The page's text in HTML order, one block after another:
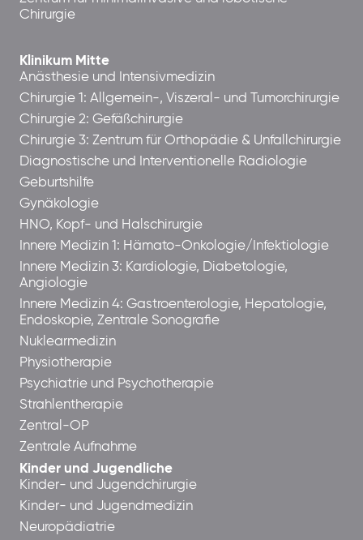
Chirurgie
Klinikum Mitte
Anästhesie und Intensivmedizin
Chirurgie 1: Allgemein-, Viszeral- und Tumorchirurgie
Chirurgie 2: Gefäßchirurgie
Chirurgie 3: Zentrum für Orthopädie & Unfallchirurgie
Diagnostische und Interventionelle Radiologie
Geburtshilfe
Gynäkologie
HNO, Kopf- und Halschirurgie
Innere Medizin 1: Hämato-Onkologie/Infektiologie
Innere Medizin 3: Kardiologie, Diabetologie,
Angiologie
Innere Medizin 4: Gastroenterologie, Hepatologie,
Endoskopie, Zentrale Sonografie
Nuklearmedizin
Physiotherapie
Psychiatrie und Psychotherapie
Strahlentherapie
Zentral-OP
Zentrale Aufnahme
Kinder und Jugendliche
Kinder- und Jugendchirurgie
Kinder- und Jugendmedizin
Neuropädiatrie